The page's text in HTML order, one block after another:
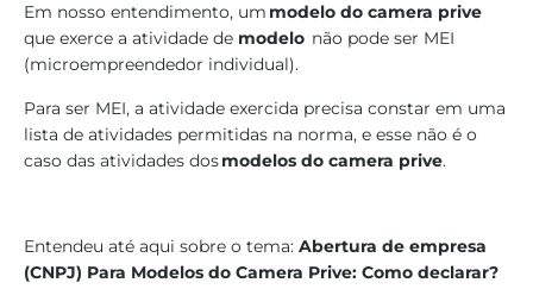
Em nosso entendimento, um modelo do camera prive
que exerce a atividade de modelo não pode ser MEI
(microempreendedor individual).
Para ser MEI, a atividade exercida precisa constar em uma
lista de atividades permitidas na norma, e esse não é o
caso das atividades dosmodelos do camera prive.
Entendeu até aqui sobre o tema: Abertura de empresa
(CNPJ) Para Modelos do Camera Prive: Como declarar?